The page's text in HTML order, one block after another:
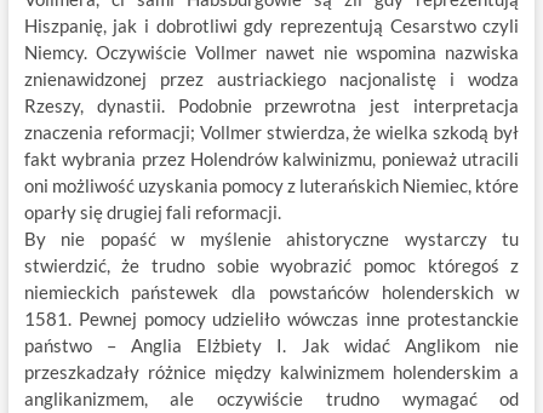
Hiszpanię, jak i dobrotliwi gdy reprezentują Cesarstwo czyli
Niemcy. Oczywiście Vollmer nawet nie wspomina nazwiska
znienawidzonej przez austriackiego nacjonalistę i wodza
Rzeszy, dynastii. Podobnie przewrotna jest interpretacja
znaczenia reformacji; Vollmer stwierdza, że wielka szkodą był
fakt wybrania przez Holendrów kalwinizmu, ponieważ utracili
oni możliwość uzyskania pomocy z luterańskich Niemiec, które
oparły się drugiej fali reformacji.
By nie popaść w myślenie ahistoryczne wystarczy tu
stwierdzić, że trudno sobie wyobrazić pomoc któregoś z
niemieckich państewek dla powstańców holenderskich w
1581. Pewnej pomocy udzieliło wówczas inne protestanckie
państwo – Anglia Elżbiety I. Jak widać Anglikom nie
przeszkadzały różnice między kalwinizmem holenderskim a
anglikanizmem, ale oczywiście trudno wymagać od